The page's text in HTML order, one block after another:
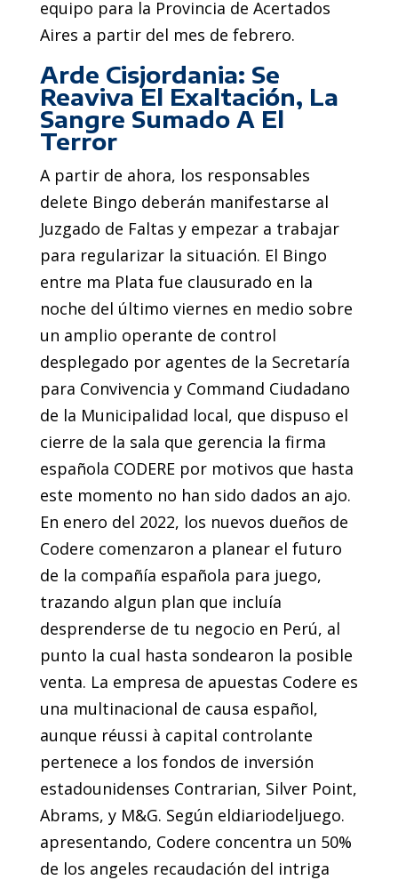
equipo para la Provincia de Acertados
Aires a partir del mes de febrero.
Arde Cisjordania: Se
Reaviva El Exaltación, La
Sangre Sumado A El
Terror
A partir de ahora, los responsables
delete Bingo deberán manifestarse al
Juzgado de Faltas y empezar a trabajar
para regularizar la situación. El Bingo
entre ma Plata fue clausurado en la
noche del último viernes en medio sobre
un amplio operante de control
desplegado por agentes de la Secretaría
para Convivencia y Command Ciudadano
de la Municipalidad local, que dispuso el
cierre de la sala que gerencia la firma
española CODERE por motivos que hasta
este momento no han sido dados an ajo.
En enero del 2022, los nuevos dueños de
Codere comenzaron a planear el futuro
de la compañía española para juego,
trazando algun plan que incluía
desprenderse de tu negocio en Perú, al
punto la cual hasta sondearon la posible
venta. La empresa de apuestas Codere es
una multinacional de causa español,
aunque réussi à capital controlante
pertenece a los fondos de inversión
estadounidenses Contrarian, Silver Point,
Abrams, y M&G. Según eldiariodeljuego.
apresentando, Codere concentra un 50%
de los angeles recaudación del intriga